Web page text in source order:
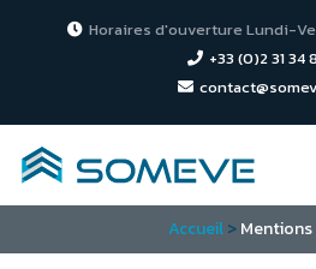
Horaires d'ouverture Lundi-
+33 (0)2 31 34
Accueil>